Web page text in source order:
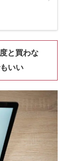
と買わな
いい